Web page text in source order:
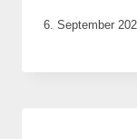
Von
Justh
6. September